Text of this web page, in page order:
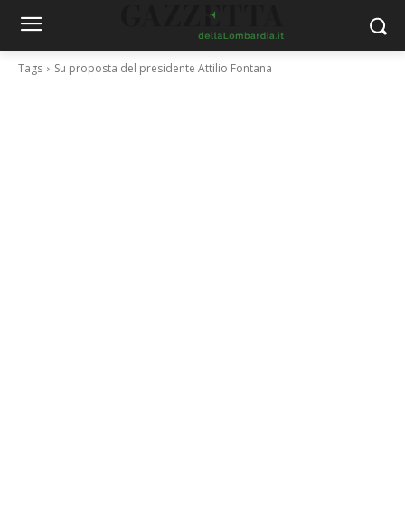
Tags Su proposta del presidente Attilio Fontana